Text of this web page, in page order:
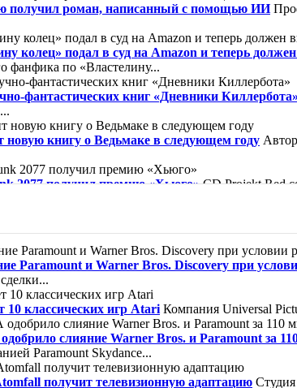
получил роман, написанный с помощью ИИ
колец» подал в суд на Amazon и теперь
фанфика по «Властелину...
фантастических книг «Дневники Киллербота»
книгу о Ведьмаке в следующем году
2077 получил премию «Хьюго»CD Projekt Red
Минуло шесть лет с тех пор, как
Чэнь
Paramount и Warner Bros. Discovery при
10 классических игр Atari Компания Universal
слияние Warner Bros. и Paramount за
Paramount Skydance...
получит телевизионную адаптацию